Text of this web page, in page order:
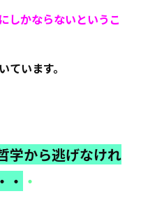
しかならないというこ
います。
学から逃げなけれ
・ ・